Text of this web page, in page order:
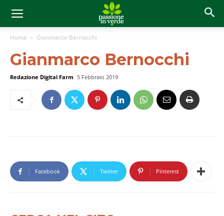
Home Gianmarco Bernocchi
Gianmarco Bernocchi
Redazione Digital Farm 5 Febbraio 2019
Facebook Twitter Pinterest